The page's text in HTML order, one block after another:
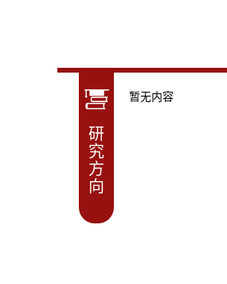
研
究
方
向
暂无内容